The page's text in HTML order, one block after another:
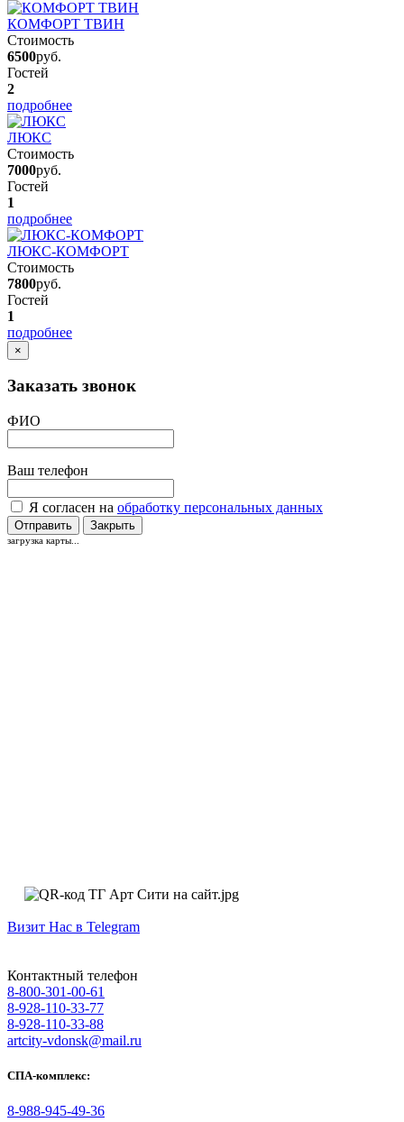
КОМФОРТ ТВИН
Стоимость
6500руб.
Гостей
2
подробнее
ЛЮКС
Стоимость
7000руб.
Гостей
1
подробнее
ЛЮКС-КОМФОРТ
Стоимость
7800руб.
Гостей
1
подробнее
×
Заказать звонок
ФИО
Ваш телефон
Я согласен на обработку персональных данных
Отправить Закрыть
загрузка карты...
Визит Нас в Telegram
Контактный телефон
8-800-301-00-61
8-928-110-33-77
8-928-110-33-88
artcity-vdonsk@mail.ru
СПА-комплекс:
8-988-945-49-36